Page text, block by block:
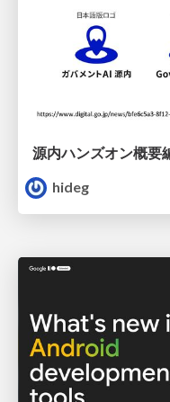
源内ハンズオン概要
hideg